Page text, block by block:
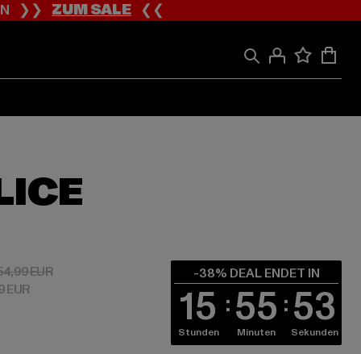
❯❯ZUM SALE❮❮
EUR
EURAktionspreis: 54,99 EUR
EUR
-38% DEAL ENDET IN
15
Stunden 55
Minuten 52
Sekunden